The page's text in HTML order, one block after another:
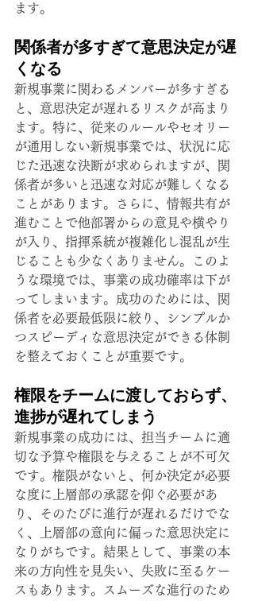
ます。
関係者が多すぎて意思決定が遅
くなる
新規事業に関わるメンバーが多すぎる
と、意思決定が遅れるリスクが高まり
ます。特に、従来のルールやセオリー
が通用しない新規事業では、状況に応
じた迅速な決断が求められますが、関
係者が多いと迅速な対応が難しくなる
ことがあります。さらに、情報共有が
進むことで他部署からの意見や横やり
が入り、指揮系統が複雑化し混乱が生
じることも少なくありません。このよ
うな環境では、事業の成功確率は下が
ってしまいます。成功のためには、関
係者を必要最低限に絞り、シンプルか
つスピーディな意思決定ができる体制
を整えておくことが重要です。
権限をチームに渡しておらず、
進捗が遅れてしまう
新規事業の成功には、担当チームに適
切な予算や権限を与えることが不可欠
です。権限がないと、何か決定が必要
な度に上層部の承認を仰ぐ必要があ
り、そのたびに進行が遅れるだけでな
く、上層部の意向に偏った意思決定に
なりがちです。結果として、事業の本
来の方向性を見失い、失敗に至るケー
スもあります。スムーズな進行のため